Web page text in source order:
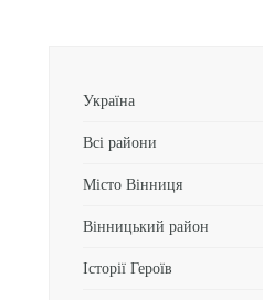
Україна
Всі райони
Місто Вінниця
Вінницький район
Історії Героїв